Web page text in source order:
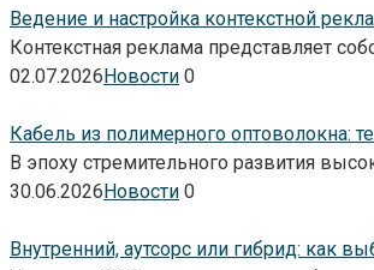
Ведение и настройка контекстной
Контекстная реклама представляет
02.07.2026Новости 0
Кабель из полимерного оптоволокна:
В эпоху стремительного развития
30.06.2026Новости 0
Внутренний, аутсорс или гибрид: как